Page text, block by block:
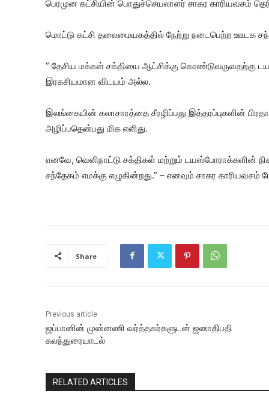
பெரமுன கட்சியின் பொதுச்செயலாளர் சாகர காரியவசம்
மொட்டு கட்சி தலைமையகத்தில் நேற்று நடைபெற்ற ஊடக
” தேசிய மக்கள் சக்தியை ஆட்சிக்கு கொண்டுவருவதற்கு
இரகசியமான விடயம் அல்ல.
இலங்கையின் கலாசாரத்தை சீரழிப்பது இத்தரப்புகளின்
அழிப்பதென்பது மிக எளிது.
எனவே, வெளிநாட்டு சக்திகள் மற்றும் டயஸ்போராக்களின்
சந்தேகம் எமக்கு எழுகின்றது.” – எனவும் சாகர காரியவசம்
Share
Previous article
ஜப்பானின் முன்னணி வர்த்தகர்களுடன் ஜனாதிபதி
கலந்துரையாடல்
RELATED ARTICLES